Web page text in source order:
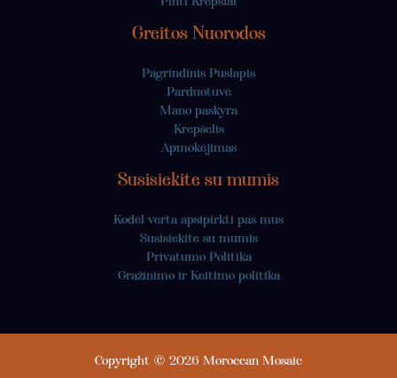
Greitos Nuorodos
Pagrindinis Puslapis
Parduotuvė
Mano paskyra
Krepšelis
Apmokėjimas
Susisiekite su mumis
Kodėl verta apsipirkti pas mus
Susisiekite su mumis
Privatumo Politika
Grąžinimo ir Keitimo politika
Copyright © 2026 Moroccan Mosaic